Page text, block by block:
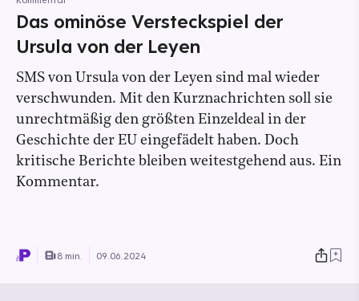
Das ominöse Versteckspiel der
Ursula von der Leyen
SMS von Ursula von der Leyen sind mal wieder
verschwunden. Mit den Kurznachrichten soll sie
unrechtmäßig den größten Einzeldeal in der
Geschichte der EU eingefädelt haben. Doch
kritische Berichte bleiben weitestgehend aus. Ein
Kommentar.
8 min. 09.06.2024